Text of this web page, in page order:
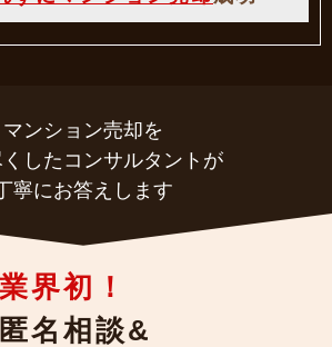
マンション売却を
したコンサルタントが
寧にお答えします
業界初！
匿名相談&